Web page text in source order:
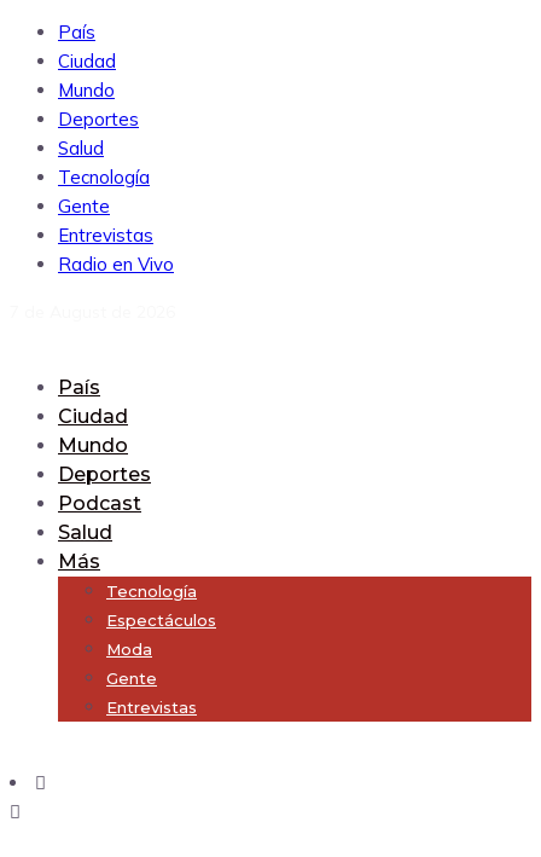
País
Ciudad
Mundo
Deportes
Salud
Tecnología
Gente
Entrevistas
Radio en Vivo
País
Ciudad
Mundo
Deportes
Podcast
Salud
Más
Tecnología
Espectáculos
Moda
Gente
Entrevistas